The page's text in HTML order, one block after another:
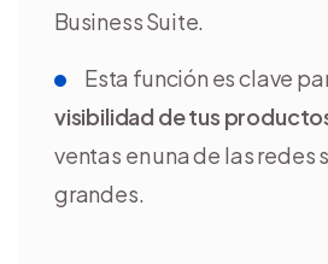
Business Suite.
Esta función es clave
visibilidad de tus
ventas en una de las redes
grandes.